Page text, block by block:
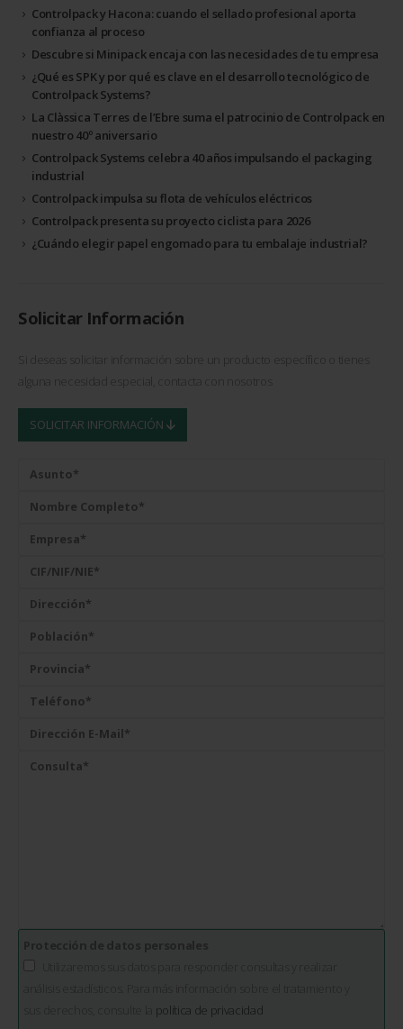
Controlpack y Hacona: cuando el sellado profesional aporta
confianza al proceso
Descubre si Minipack encaja con las necesidades de tu empresa
¿Qué es SPK y por qué es clave en el desarrollo tecnológico de
Controlpack Systems?
La Clàssica Terres de l’Ebre suma el patrocinio de Controlpack en
nuestro 40º aniversario
Controlpack Systems celebra 40 años impulsando el packaging
industrial
Controlpack impulsa su flota de vehículos eléctricos
Controlpack presenta su proyecto ciclista para 2026
¿Cuándo elegir papel engomado para tu embalaje industrial?
Solicitar Información
Si deseas solicitar información sobre un producto específico o tienes
alguna necesidad especial, contacta con nosotros
SOLICITAR INFORMACIÓN
política de privacidad